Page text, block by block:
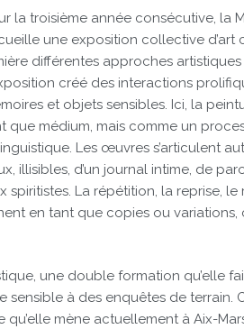
la troisième année consécutive, la
une exposition collective d’art
différentes approches
créé des interactions
et objets sensibles. Ici, la
que médium, mais comme un
Les œuvres s’articulent
illisibles, d’un journal intime, de
spiritistes. La répétition, la reprise,
en tant que copies ou variations,
une double formation qu’elle
à des enquêtes de terrain.
mène actuellement à Aix-